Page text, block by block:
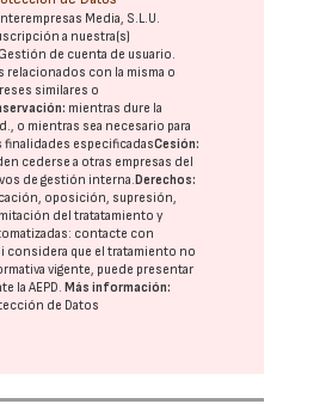
Media, S.L.U.
a nuestra(s)
de cuenta de usuario.
relacionados con la misma o
similares o
mientras dure la
o mientras sea necesario para
finalidades especificadasCesión:
cederse a otras empresas del
de gestión interna.Derechos:
oposición, supresión,
del tratatamiento y
contacte con
considera que el tratamiento no
vigente, puede presentar
laAEPD.Más información:
de Datos